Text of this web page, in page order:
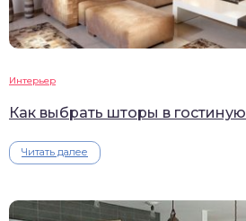
Интерьер
Как выбрать шторы в гостиную
Читать далее